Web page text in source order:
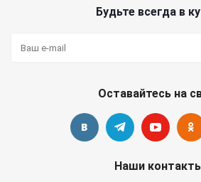
Будьте всегда в
Оставайтесь на
Наши